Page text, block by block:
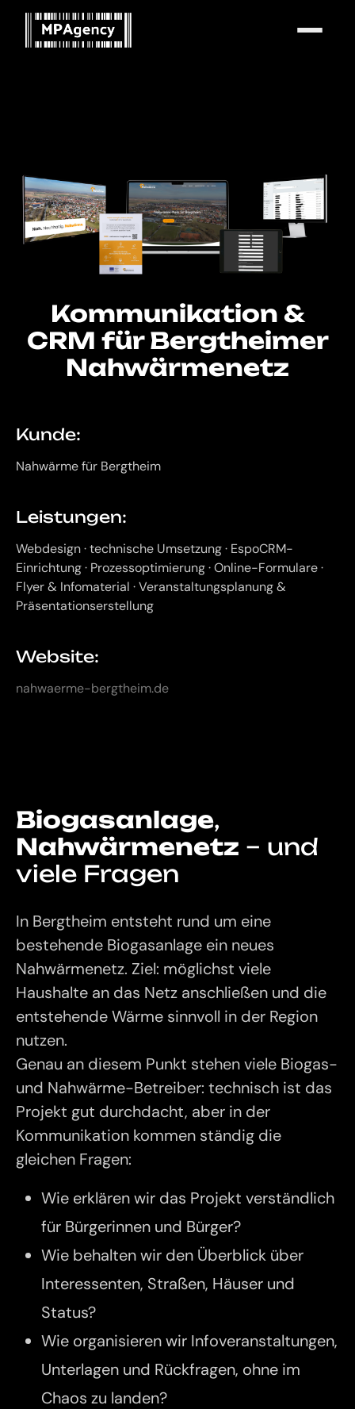
MENÜ
Kommunikation &
CRM für Bergtheimer
Nahwärmenetz
Kunde:
Nahwärme für Bergtheim
Leistungen:
Webdesign · technische Umsetzung · EspoCRM-
Einrichtung · Prozessoptimierung · Online-Formulare ·
Flyer & Infomaterial · Veranstaltungsplanung &
Präsentationserstellung
Website:
nahwaerme-bergtheim.de
Biogasanlage,
Nahwärmenetz – und
viele Fragen
In Bergtheim entsteht rund um eine
bestehende Biogasanlage ein neues
Nahwärmenetz. Ziel: möglichst viele
Haushalte an das Netz anschließen und die
entstehende Wärme sinnvoll in der Region
nutzen.
Genau an diesem Punkt stehen viele Biogas-
und Nahwärme-Betreiber: technisch ist das
Projekt gut durchdacht, aber in der
Kommunikation kommen ständig die
gleichen Fragen:
Wie erklären wir das Projekt verständlich
für Bürgerinnen und Bürger?
Wie behalten wir den Überblick über
Interessenten, Straßen, Häuser und
Status?
Wie organisieren wir Infoveranstaltungen,
Unterlagen und Rückfragen, ohne im
Chaos zu landen?